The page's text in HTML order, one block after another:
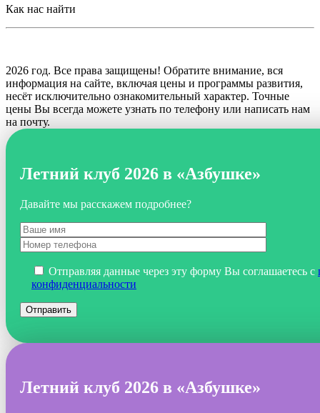
Как нас найти
2026 год. Все права защищены! Обратите внимание, вся
информация на сайте, включая цены и программы развития,
несёт исключительно ознакомительный характер. Точные
цены Вы всегда можете узнать по телефону или написать нам
на почту.
Летний клуб 2026 в «Азбушке»
Давайте мы расскажем подробнее?
Отправляя данные через эту форму Вы соглашаетесь с
конфиденциальности
Летний клуб 2026 в «Азбушке»